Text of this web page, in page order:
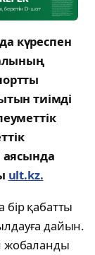
күреспен
тиімді
аясында
ult.kz.
қабатты
дайын.
жобаланды